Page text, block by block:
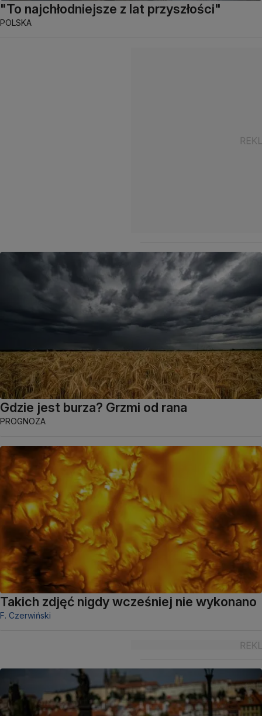
"To najchłodniejsze z lat przyszłości"
POLSKA
Gdzie jest burza? Grzmi od rana
PROGNOZA
Takich zdjęć nigdy wcześniej nie wykonano
F. Czerwiński